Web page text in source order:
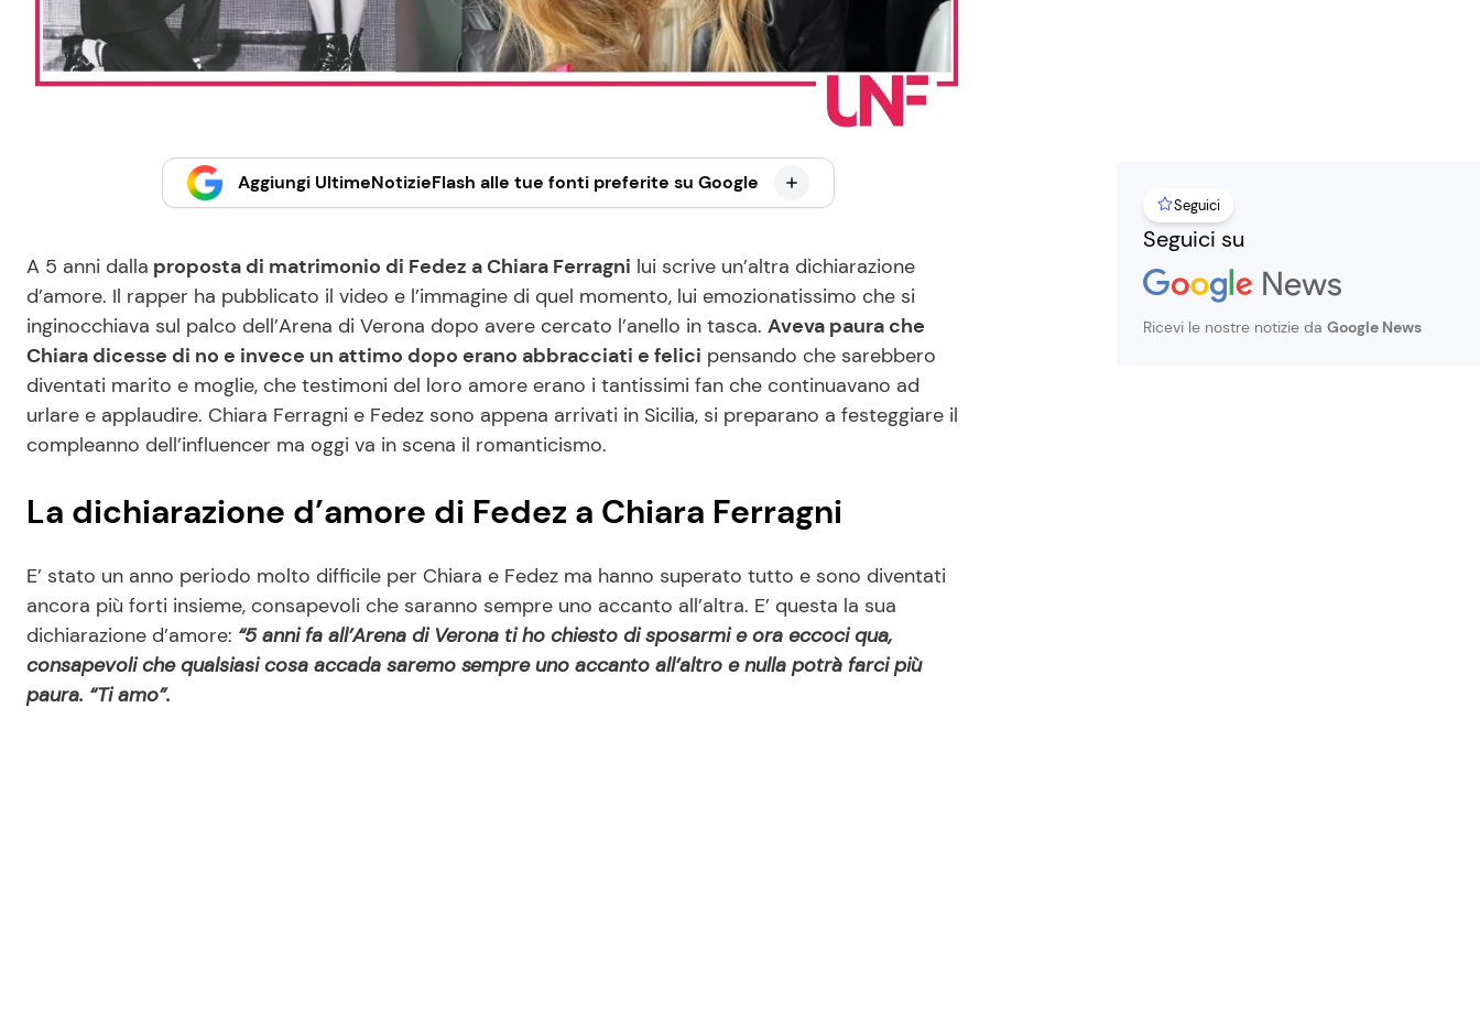
Aggiungi UltimeNotizieFlash alle tue fonti preferite su Google
A 5 anni dalla proposta di matrimonio di Fedez a Chiara Ferragni lui scrive un’altra dichiarazione
d’amore. Il rapper ha pubblicato il video e l’immagine di quel momento, lui emozionatissimo che si
inginocchiava sul palco dell’Arena di Verona dopo avere cercato l’anello in tasca. Aveva paura che
Chiara dicesse di no e invece un attimo dopo erano abbracciati e felici pensando che sarebbero
diventati marito e moglie, che testimoni del loro amore erano i tantissimi fan che continuavano ad
urlare e applaudire. Chiara Ferragni e Fedez sono appena arrivati in Sicilia, si preparano a festeggiare il
compleanno dell’influencer ma oggi va in scena il romanticismo.
La dichiarazione d’amore di Fedez a Chiara Ferragni
E’ stato un anno periodo molto difficile per Chiara e Fedez ma hanno superato tutto e sono diventati
ancora più forti insieme, consapevoli che saranno sempre uno accanto all’altra. E’ questa la sua
dichiarazione d’amore: “5 anni fa all’Arena di Verona ti ho chiesto di sposarmi e ora eccoci qua,
consapevoli che qualsiasi cosa accada saremo sempre uno accanto all’altro e nulla potrà farci più
paura. “Ti amo”.
Seguici
Seguici su
Ricevi le nostre notizie da Google News